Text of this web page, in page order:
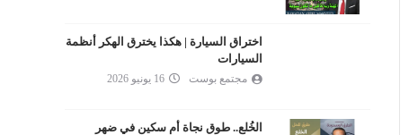
اختراق السيارة | هكذا يخترق الهكر أنظمة
السيارات
مجتمع بوست 16 يونيو 2026
الخُلع.. طوق نجاة أم سكين في ضهر